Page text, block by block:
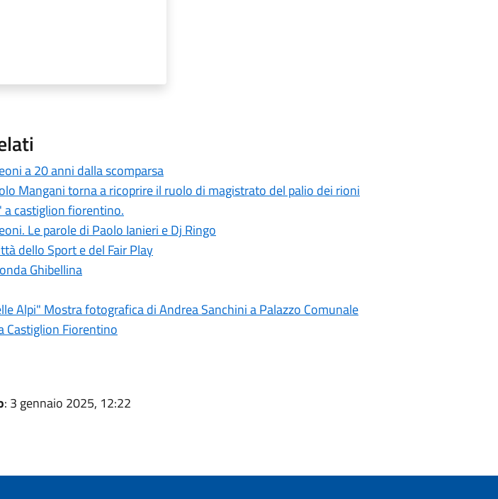
a 20 anni dalla scomparsa
Mangani torna a ricoprire il ruolo di magistrato del palio dei rioni
a castiglion fiorentino.
Le parole di Paolo Ianieri e Dj Ringo
dello Sport e del Fair Play
Ghibellina
Alpi" Mostra fotografica di Andrea Sanchini a Palazzo Comunale
Castiglion Fiorentino
: 3 gennaio 2025, 12:22